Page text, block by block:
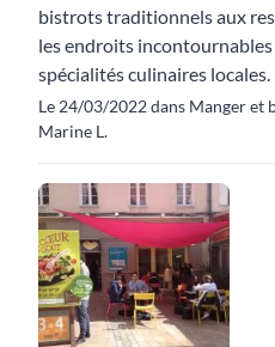
bistrots traditionnels aux
les endroits
spécialités culinaires locales.
Le 24/03/2022 dans Manger et
Marine L.